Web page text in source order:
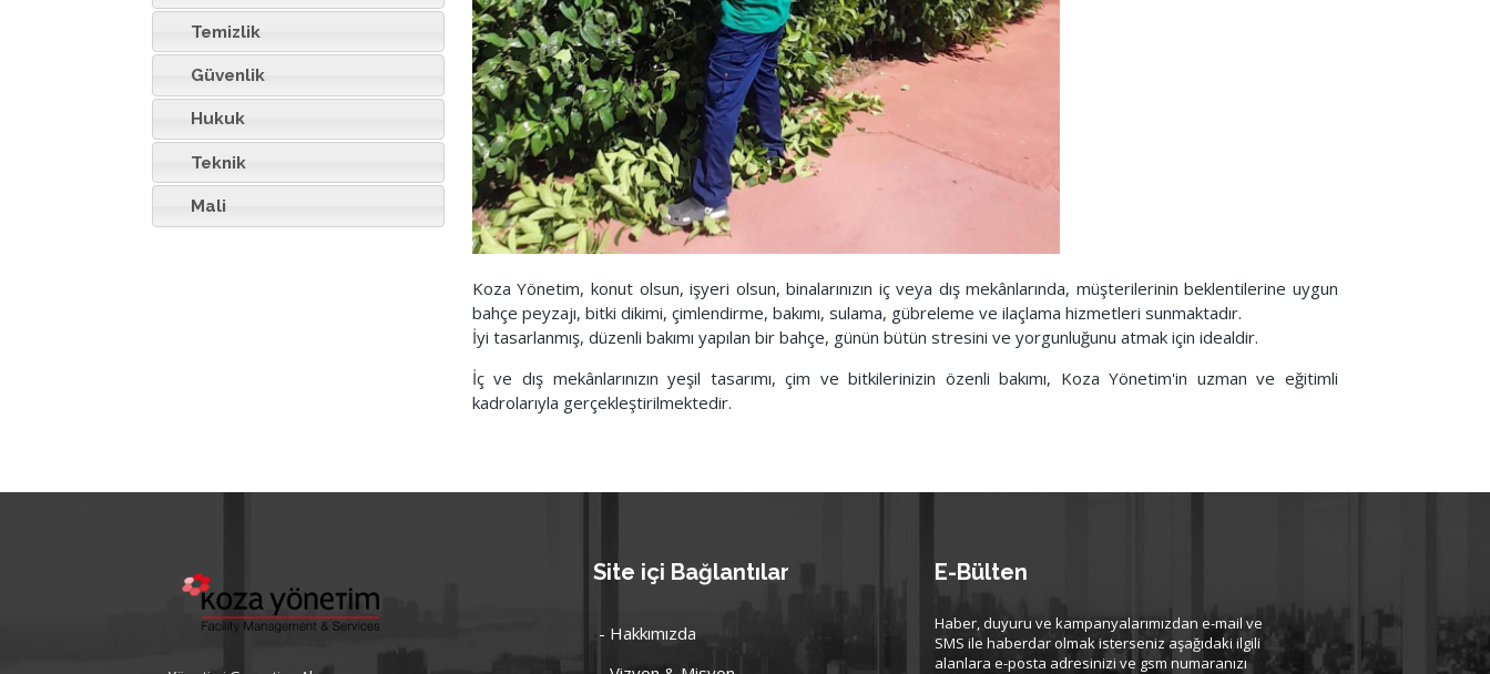
Koza Yönetim, konut olsun, işyeri olsun, binalarınızın iç veya dış mekânlarında, müşterilerinin beklentilerine uygun
bahçe peyzajı, bitki dikimi, çimlendirme, bakımı, sulama, gübreleme ve ilaçlama hizmetleri sunmaktadır.
İyi tasarlanmış, düzenli bakımı yapılan bir bahçe, günün bütün stresini ve yorgunluğunu atmak için idealdir.
İç ve dış mekânlarınızın yeşil tasarımı, çim ve bitkilerinizin özenli bakımı, Koza Yönetim'in uzman ve eğitimli
kadrolarıyla gerçekleştirilmektedir.
Temizlik
Güvenlik
Hukuk
Teknik
Mali
Site içi Bağlantılar
- Hakkımızda
E-Bülten
Haber, duyuru ve kampanyalarımızdan e-mail ve
SMS ile haberdar olmak isterseniz aşağıdaki ilgili
alanlara e-posta adresinizi ve gsm numaranızı